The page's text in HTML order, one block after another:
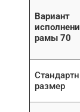
Вариант
рамы 70
размер